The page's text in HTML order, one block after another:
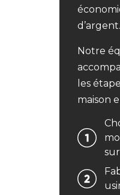
d’argent.
Notre
les
maison